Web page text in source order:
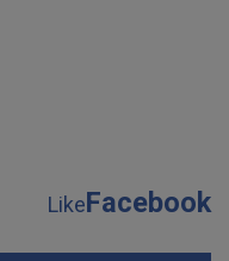
LikeFacebook